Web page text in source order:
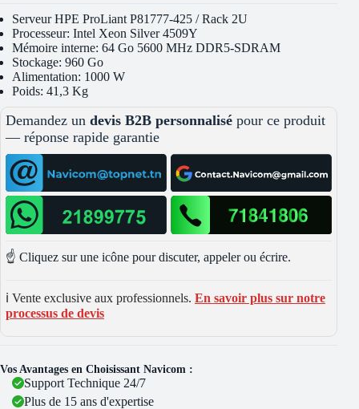
Serveur HPE ProLiant P81777-425 / Rack 2U
Processeur: Intel Xeon Silver 4509Y
Mémoire interne: 64 Go 5600 MHz DDR5-SDRAM
Stockage: 960 Go
Alimentation: 1000 W
Poids: 41,3 Kg
Demandez un devis B2B personnalisé pour ce produit
— réponse rapide garantie
☝️ Cliquez sur une icône pour discuter, appeler ou écrire.
ℹ️ Vente exclusive aux professionnels. En savoir plus sur notre
processus de devis
Vos Avantages en Choisissant Navicom :
Support Technique 24/7
Plus de 15 ans d'expertise